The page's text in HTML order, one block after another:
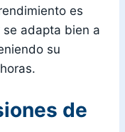
es
adapta bien a
su
de